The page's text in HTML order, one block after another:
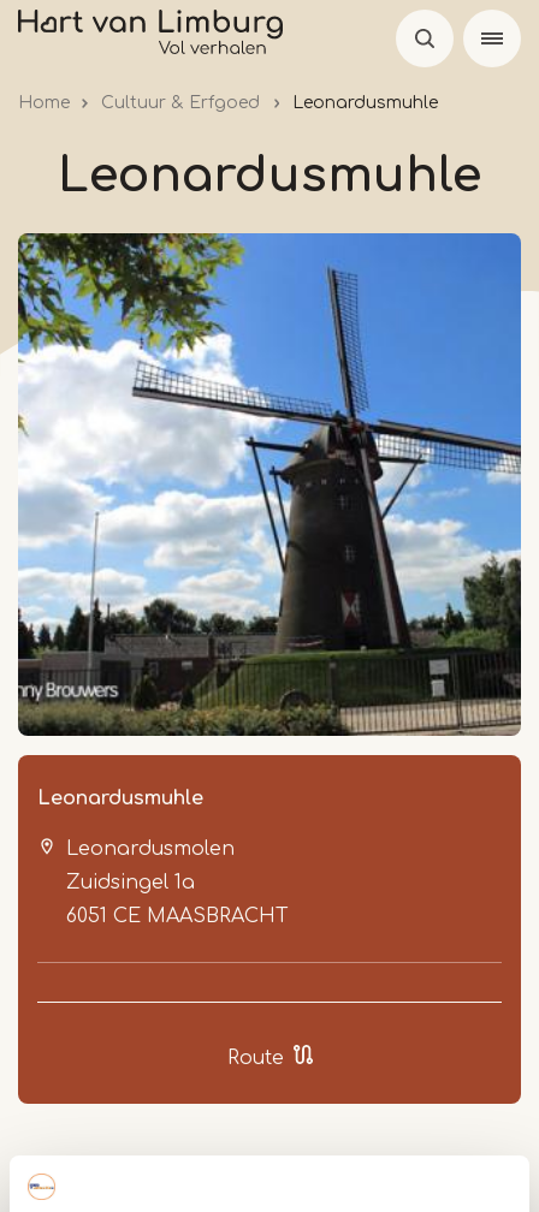
Skip
Home Cultuur & Erfgoed Leonardusmuhle
Leonardusmuhle
Leonardusmuhle
Leonardusmolen
Zuidsingel 1a
6051 CE MAASBRACHT
Route
Die Leonardusmuhle ist 1865 erbaut worden. Es ist